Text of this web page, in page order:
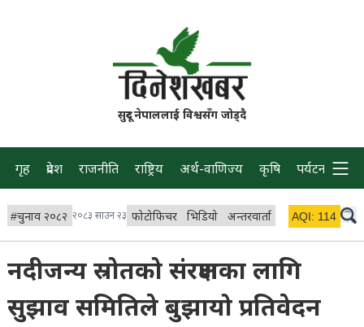
सुदूर नेपाललाई विश्वसँग जोड्दै
गृह प्रदेश राजनीति राष्ट्रिय अर्थ-वाणिज्य कृषि पर्यटन प्रवास
#चुनाव २०८२ २०८३ साउन २३ फोटोफिचर भिडियो अन्तरवार्ता विचार/ब्लग
AQI: 114
नदीजन्य स्रोतको संरक्षणका लागि
सुझाव समितिले बुझायो प्रतिवेदन